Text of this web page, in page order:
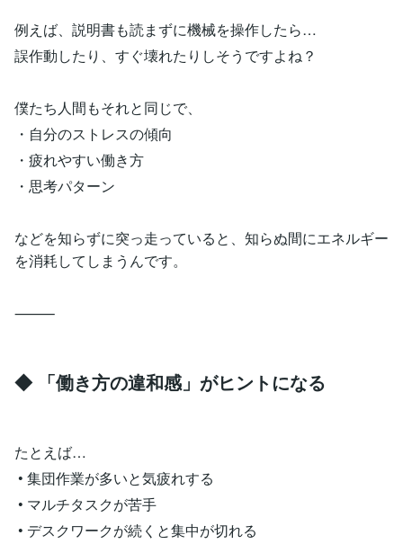
例えば、説明書も読まずに機械を操作したら…
誤作動したり、すぐ壊れたりしそうですよね？
僕たち人間もそれと同じで、
・自分のストレスの傾向
・疲れやすい働き方
・思考パターン
などを知らずに突っ走っていると、知らぬ間にエネルギー
を消耗してしまうんです。
⸻
◆ 「働き方の違和感」がヒントになる
たとえば…
• 集団作業が多いと気疲れする
• マルチタスクが苦手
• デスクワークが続くと集中が切れる